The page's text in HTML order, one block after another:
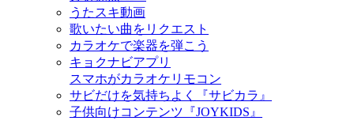
うたスキ動画
歌いたい曲をリクエスト
カラオケで楽器を弾こう
キョクナビアプリ
スマホがカラオケリモコン
サビだけを気持ちよく『サビカラ』
子供向けコンテンツ『JOYKIDS』